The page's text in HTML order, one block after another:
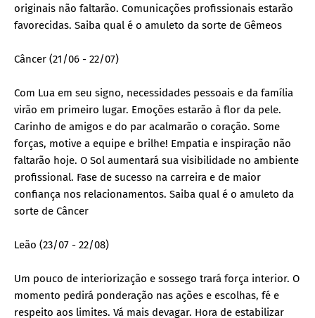
originais não faltarão. Comunicações profissionais estarão
favorecidas. Saiba qual é o amuleto da sorte de Gêmeos
Câncer (21/06 - 22/07)
Com Lua em seu signo, necessidades pessoais e da família
virão em primeiro lugar. Emoções estarão à flor da pele.
Carinho de amigos e do par acalmarão o coração. Some
forças, motive a equipe e brilhe! Empatia e inspiração não
faltarão hoje. O Sol aumentará sua visibilidade no ambiente
profissional. Fase de sucesso na carreira e de maior
confiança nos relacionamentos. Saiba qual é o amuleto da
sorte de Câncer
Leão (23/07 - 22/08)
Um pouco de interiorização e sossego trará força interior. O
momento pedirá ponderação nas ações e escolhas, fé e
respeito aos limites. Vá mais devagar. Hora de estabilizar